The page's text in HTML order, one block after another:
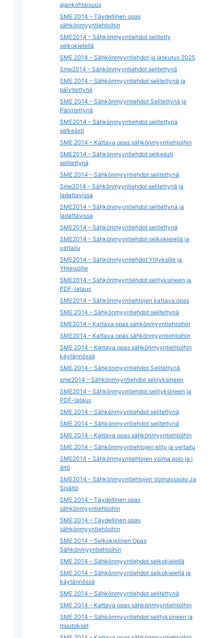
ajankohtaisuus
SME 2014 – Täydellinen opas
sähkönmyyntiehtoihin
SME2014 – Sähkönmyyntiehdot selitetty
selkokielellä
SME 2014 – Sähkönmyyntiehdot ja laskutus 2025
Sme2014 – Sähkönmyyntiehdot selitettynä
SME 2014 – Sähkönmyyntiehdot selitettynä ja
päivitettynä
SME 2014 – Sähkönmyyntiehdot Selitettynä ja
Päivitettynä
SME2014 – Sähkönmyyntiehdot selitettynä
selkeästi
SME 2014 – Kattava opas sähkönmyyntiehtoihin
SME2014 – Sähkönmyyntiehdot selkeästi
selitettynä
SME 2014 – Sähkönmyyntiehdot selitettynä
Sme2014 – Sähkönmyyntiehdot selitettynä ja
ladattavissa
SME2014 – Sähkönmyyntiehdot selitettynä ja
ladattavissa
SME2014 – Sähkönmyyntiehdot selitettynä
SME2014 – Sähkönmyyntiehdot selkokielellä ja
vertailu
SME2014 – Sähkönmyyntiehdot Yrityksille ja
Yhteisöille
SME2014 – Sähkönmyyntiehdot selityksineen ja
PDF-lataus
SME2014 – Sähkönmyyntiehtojen kattava opas
SME 2014 – Sähkönmyyntiehdot selitettynä
SME2014 – Kattava opas sähkönmyyntiehtoihin
SME2014 – Kattava opas sähkönmyyntiehtoihin
SME 2014 – Kattava opas sähkönmyyntiehtoihin
käytännössä
SME 2014 – Sähkönmyyntiehdot Selitettynä
sme2014 – Sähkönmyyntiehdot selityksineen
SME2014 – Sähkönmyyntiehdot selityksineen ja
PDF-lataus
SME 2014 – Sähkönmyyntiehdot selitettynä
SME 2014 – Sähkönmyyntiehdot selitettynä
SME 2014 – Kattava opas sähkönmyyntiehtoihin
SME 2014 – Sähkönmyyntiehtojen elity ja vertailu
SME2014 – Sähkönmyyntiehtojen voima aolo ja i
ältö
SME2014 – Sähkönmyyntiehtojen Voimassaolo Ja
Sisältö
SME 2014 – Täydellinen opas
sähkönmyyntiehtoihin
SME 2014 – Täydellinen opas
sähkönmyyntiehtoihin
SME 2014 – Selkokielinen Opas
Sähkönmyyntiehtoihin
SME 2014 – Sähkönmyyntiehdot selkokielellä
SME 2014 – Sähkönmyyntiehdot selkokielellä ja
käytännössä
SME 2014 – Sähkönmyyntiehdot selitettynä
SME 2014 – Kattava opas sähkönmyyntiehtoihin
SME 2014 – Sähkönmyyntiehdot selityksineen ja
muutokset